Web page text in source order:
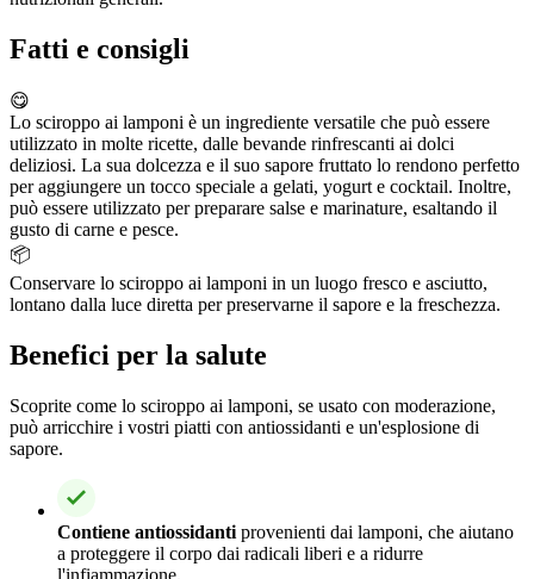
Fatti e consigli
😋
Lo sciroppo ai lamponi è un ingrediente versatile che può essere
utilizzato in molte ricette, dalle bevande rinfrescanti ai dolci
deliziosi. La sua dolcezza e il suo sapore fruttato lo rendono perfetto
per aggiungere un tocco speciale a gelati, yogurt e cocktail. Inoltre,
può essere utilizzato per preparare salse e marinature, esaltando il
gusto di carne e pesce.
📦
Conservare lo sciroppo ai lamponi in un luogo fresco e asciutto,
lontano dalla luce diretta per preservarne il sapore e la freschezza.
Benefici per la salute
Scoprite come lo sciroppo ai lamponi, se usato con moderazione,
può arricchire i vostri piatti con antiossidanti e un'esplosione di
sapore.
Contiene antiossidanti provenienti dai lamponi, che aiutano
a proteggere il corpo dai radicali liberi e a ridurre
l'infiammazione.